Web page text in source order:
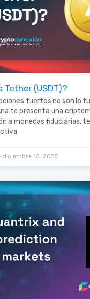
Tether (USDT)?
fuertes no son lo
te presenta una
a monedas fiduciarias,
•diciembre 15, 2025